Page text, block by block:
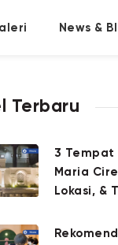
News &
Terbaru
3 Tempat
Maria
Lokasi, &